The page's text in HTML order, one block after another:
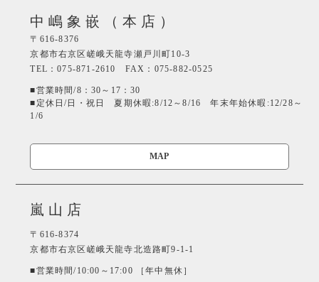
中嶋象嵌（本店）
〒616-8376
京都市右京区嵯峨天龍寺瀬戸川町10-3
TEL：075-871-2610 FAX：075-882-0525
■営業時間/8：30～17：30
■定休日/日・祝日 夏期休暇:8/12～8/16 年末年始休暇:12/28～
1/6
MAP
嵐山店
〒616-8374
京都市右京区嵯峨天龍寺北造路町9-1-1
■営業時間/10:00～17:00 ［年中無休］